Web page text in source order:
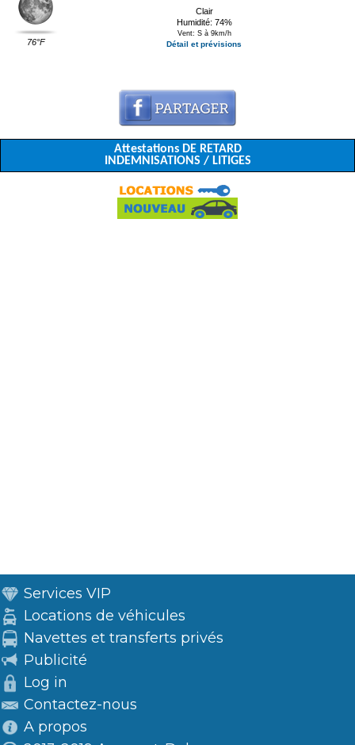
76°F
Clair
Humidité: 74%
Vent: S à 9km/h
Détail et prévisions
Attestations DE RETARD
INDEMNISATIONS / LITIGES
Services VIP
Locations de véhicules
Navettes et transferts privés
Publicité
Log in
Contactez-nous
A propos